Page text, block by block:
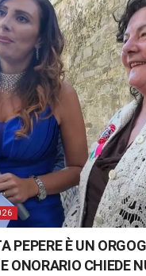
PEPERE È UN
ONORARIO CHIEDE